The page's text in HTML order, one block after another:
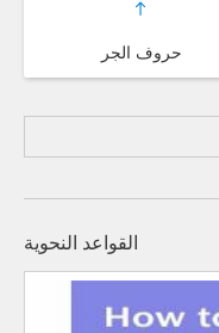
حروف الجر
القواعد النحوية